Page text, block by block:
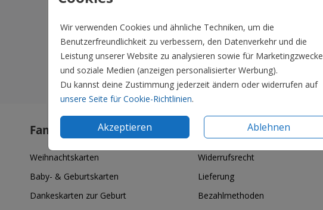
Wir verwenden Cookies und ähnliche Techniken, um die
Benutzerfreundlichkeit zu verbessern, den Datenverkehr und die
Leistung unserer Website zu analysieren sowie für Marketingzwecke
und soziale Medien (anzeigen personalisierter Werbung).
Du kannst deine Zustimmung jederzeit ändern oder widerrufen auf
unsere Seite für Cookie-Richtlinien.
Akzeptieren Ablehnen
Familie & Feiertage
Weihnachtskarten
Baby- & Geburtskarten
Dankeskarten zur Geburt
Informationen
Widerrufsrecht
Lieferung
Bezahlmethoden